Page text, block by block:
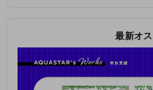
最新オ